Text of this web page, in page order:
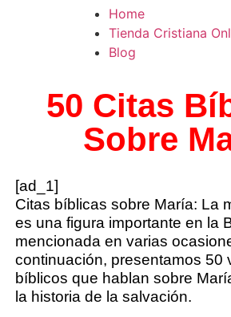
Home
Tienda Cristiana
Blog
50 Citas
Sobre
[ad_1]
Citas bíblicas sobre María: La
es una figura importante en la
mencionada en varias
continuación, presentamos 50
bíblicos que hablan sobre
la historia de la salvación.